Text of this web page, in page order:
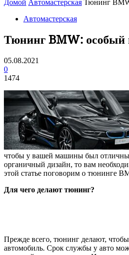
Домой Автомастерская Тюнинг
Автомастерская
Тюнинг BMW: особый
05.08.2021
0
1474
чтобы у вашей машины был
органичный дизайн, то вам
этой статье поговорим о тюнинге
Для чего делают тюнинг?
Прежде всего, тюнинг делают,
автомобиль. Срок службы у авто